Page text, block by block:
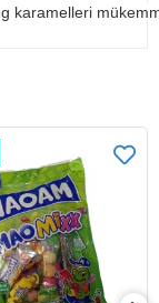
karamelleri